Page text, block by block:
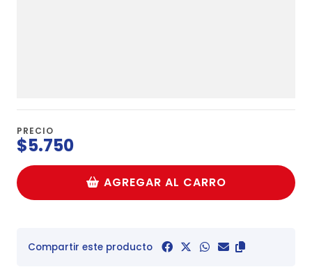
PRECIO
$5.750
AGREGAR AL CARRO
Compartir este producto